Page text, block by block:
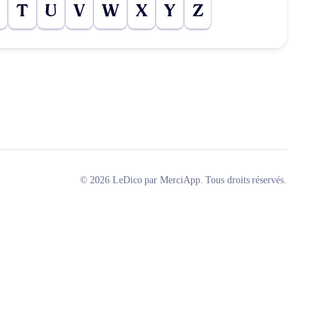
T U V W X Y Z
© 2026 LeDico par MerciApp. Tous droits réservés.